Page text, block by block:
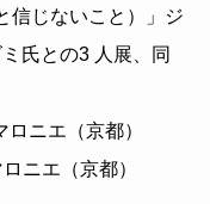
信じないこと）」ジ
氏との3 人展、同
ニエ（京都）
ニエ（京都）